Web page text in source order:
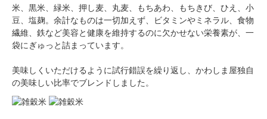
米、黒米、緑米、押し麦、丸麦、もちあわ、もちきび、ひえ、小
豆、塩麹。余計なものは一切加えず、ビタミンやミネラル、食物
繊維、鉄など美容と健康を維持するのに欠かせない栄養素が、一
袋にぎゅっと詰まっています。
美味しくいただけるように試行錯誤を繰り返し、かわしま屋独自
の美味しい比率でブレンドしました。